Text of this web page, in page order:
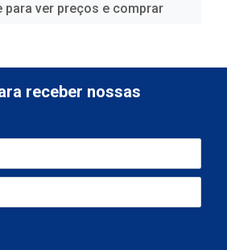
para ver preços e comprar
receber nossas